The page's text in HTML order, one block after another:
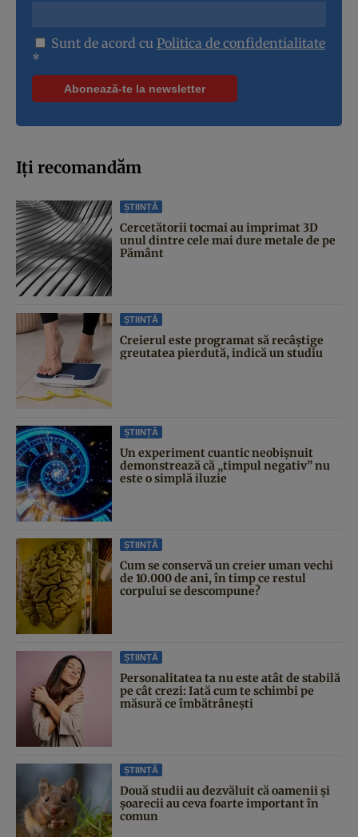
Sunt de acord cu Politica de confidentialitate
*
Iți recomandăm
ȘTIINȚĂ
Cercetătorii tocmai au imprimat 3D
unul dintre cele mai dure metale de pe
Pământ
ȘTIINȚĂ
Creierul este programat să recâștige
greutatea pierdută, indică un studiu
ȘTIINȚĂ
Un experiment cuantic neobișnuit
demonstrează că „timpul negativ” nu
este o simplă iluzie
ȘTIINȚĂ
Cum se conservă un creier uman vechi
de 10.000 de ani, în timp ce restul
corpului se descompune?
ȘTIINȚĂ
Personalitatea ta nu este atât de stabilă
pe cât crezi: Iată cum te schimbi pe
măsură ce îmbătrânești
ȘTIINȚĂ
Două studii au dezvăluit că oamenii și
șoarecii au ceva foarte important în
comun